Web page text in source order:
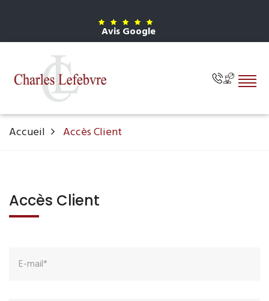
Avis Google
Accueil Accès Client
Accès Client